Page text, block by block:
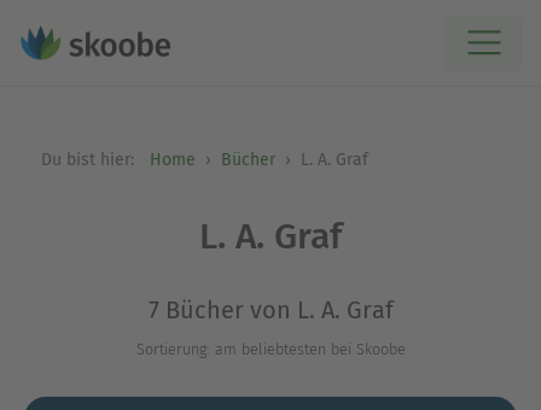
Du bist hier: Home Bücher L. A. Graf
L. A. Graf
7 Bücher von L. A. Graf
Sortierung: am beliebtesten bei Skoobe